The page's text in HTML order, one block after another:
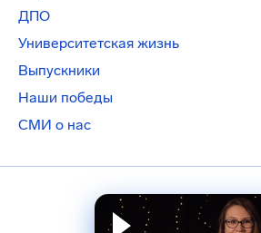
ДПО
Университетская жизнь
Выпускники
Наши победы
СМИ о нас